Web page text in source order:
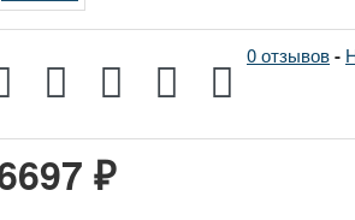
0 отзывов-
₽